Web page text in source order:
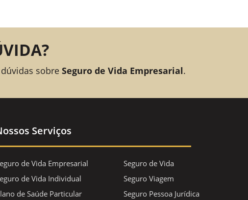
dúvidas sobreSeguro de Vida Empresarial.
Serviços
de Vida Empresarial
de Vida Individual
de Saúde Particular
Seguro de Vida
Seguro Viagem
Seguro Pessoa Jurídica